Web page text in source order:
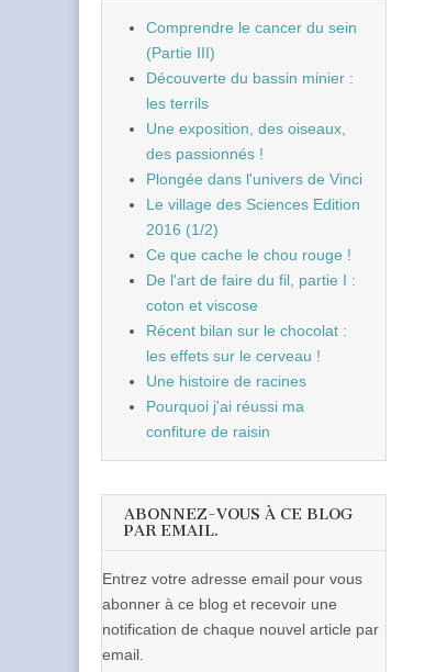
Comprendre le cancer du sein
(Partie III)
Découverte du bassin minier :
les terrils
Une exposition, des oiseaux,
des passionnés !
Plongée dans l'univers de Vinci
Le village des Sciences Edition
2016 (1/2)
Ce que cache le chou rouge !
De l'art de faire du fil, partie I :
coton et viscose
Récent bilan sur le chocolat :
les effets sur le cerveau !
Une histoire de racines
Pourquoi j'ai réussi ma
confiture de raisin
ABONNEZ-VOUS À CE BLOG
PAR EMAIL.
Entrez votre adresse email pour vous
abonner à ce blog et recevoir une
notification de chaque nouvel article par
email.